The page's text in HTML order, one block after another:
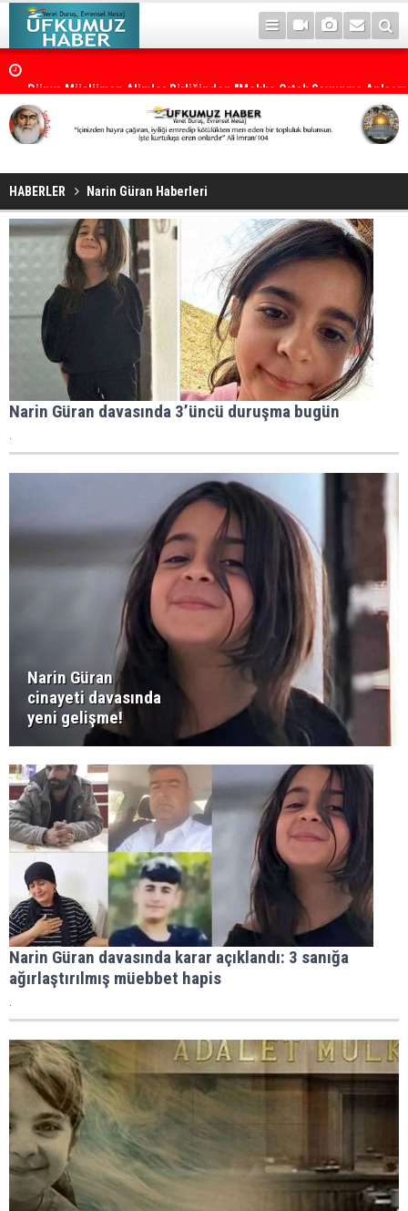
destek
HABERLER Narin Güran Haberleri
Narin Güran davasında 3’üncü duruşma bugün
.
Narin Güran
cinayeti davasında
yeni gelişme!
Narin Güran davasında karar açıklandı: 3 sanığa
ağırlaştırılmış müebbet hapis
.